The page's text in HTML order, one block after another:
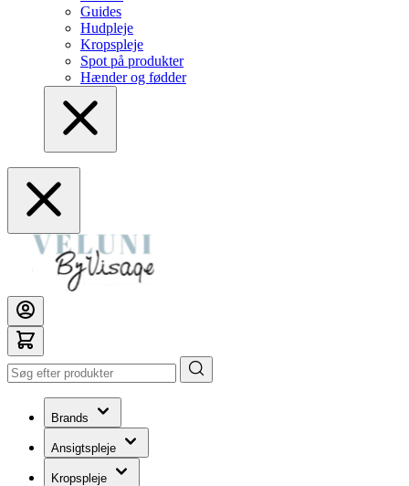
Guides
Hudpleje
Kropspleje
Spot på produkter
Hænder og fødder
Search
Brands
Ansigtspleje
Kropspleje